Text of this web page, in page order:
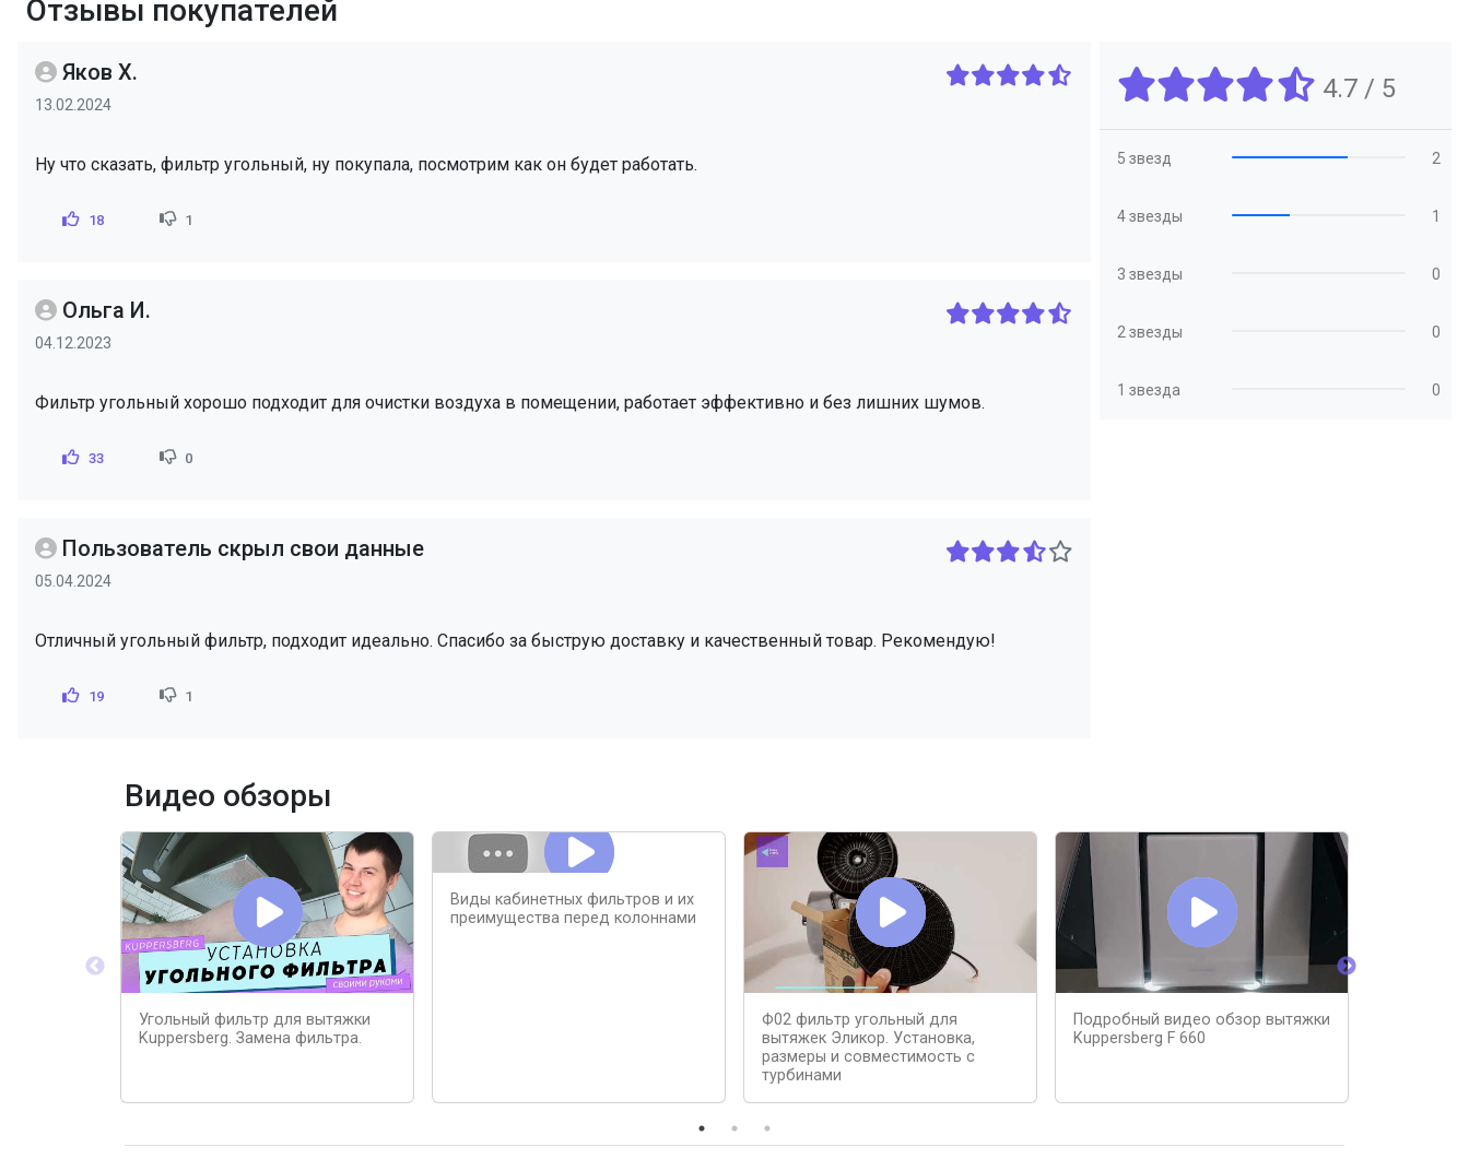
Отзывы покупателей
Яков Х.
13.02.2024
Ну что сказать, фильтр угольный, ну покупала, посмотрим как он будет работать.
18 1
Ольга И.
04.12.2023
Фильтр угольный хорошо подходит для очистки воздуха в помещении, работает эффективно и без лишних шумов.
33 0
Пользователь скрыл свои данные
05.04.2024
Отличный угольный фильтр, подходит идеально. Спасибо за быструю доставку и качественный товар. Рекомендую!
19 1
4.7 / 5
5 звезд 2
4 звезды 1
3 звезды 0
2 звезды 0
1 звезда 0
Видео обзоры
Угольный фильтр для вытяжки
Kuppersberg. Замена фильтра.
Виды кабинетных фильтров и их
преимущества перед колоннами
Ф02 фильтр угольный для
вытяжек Эликор. Установка,
размеры и совместимость с
турбинами
Подробный видео обзор вытяжки
Kuppersberg F 660